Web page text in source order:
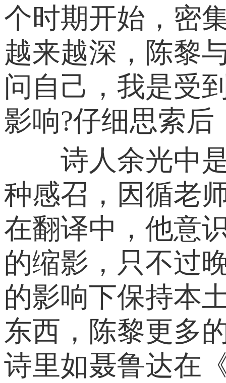
个时期开始，密
越来越深，陈黎
问自己，我是受
影响?仔细思索
诗人余光中是
种感召，因循老
在翻译中，他意
的缩影，只不过
的影响下保持本
东西，陈黎更多
诗里如聂鲁达在